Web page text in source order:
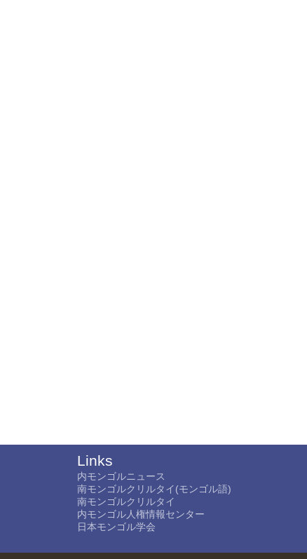
Links
内モンゴルニュース
南モンゴルクリルタイ(モンゴル語)
南モンゴルクリルタイ
内モンゴル人権情報センター
日本モンゴル学会